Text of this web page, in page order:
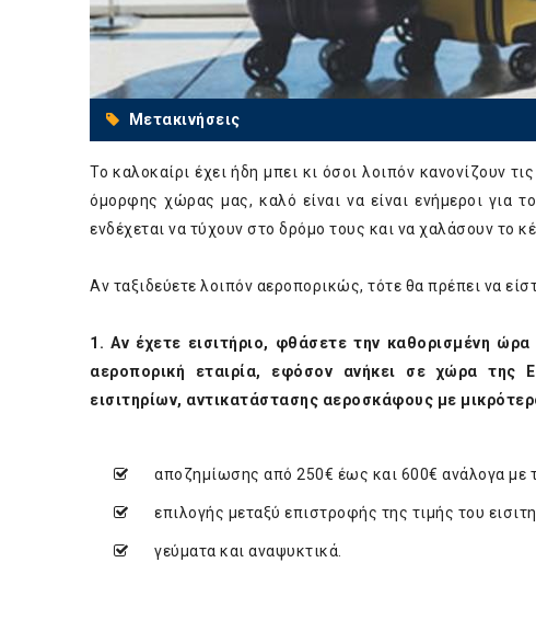
Μετακινήσεις
Το καλοκαίρι έχει ήδη μπει κι όσοι λοιπόν κανονίζουν
όμορφης χώρας μας, καλό είναι να είναι ενήμεροι για
ενδέχεται να τύχουν στο δρόμο τους και να χαλάσουν το
Αν ταξιδεύετε λοιπόν αεροπορικώς, τότε θα πρέπει να
1. Αν έχετε εισιτήριο, φθάσετε την καθορισμένη
αεροπορική εταιρία, εφόσον ανήκει σε χώρα της
εισιτηρίων, αντικατάστασης αεροσκάφους με
αποζημίωσης από 250€ έως και 600€ ανάλογα με
επιλογής μεταξύ επιστροφής της τιμής του
γεύματα και αναψυκτικά.